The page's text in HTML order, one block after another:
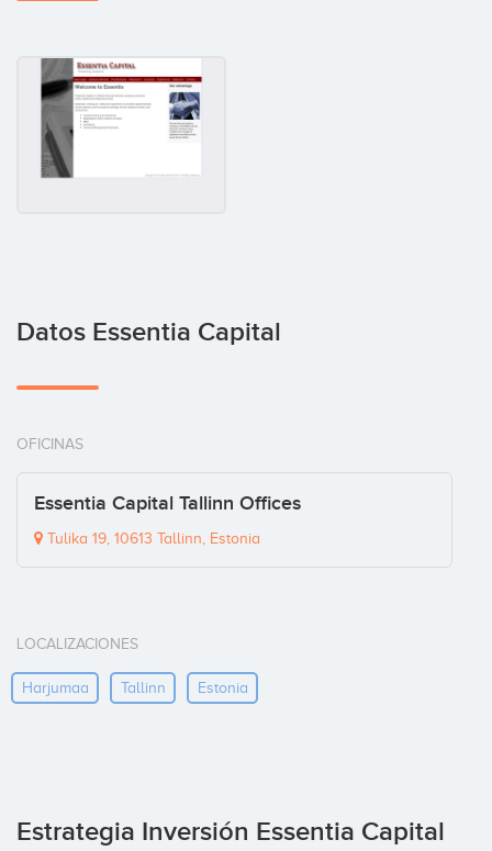
Datos Essentia Capital
OFICINAS
Essentia Capital Tallinn Offices
Tulika 19, 10613 Tallinn, Estonia
LOCALIZACIONES
Harjumaa Tallinn Estonia
Estrategia Inversión Essentia Capital